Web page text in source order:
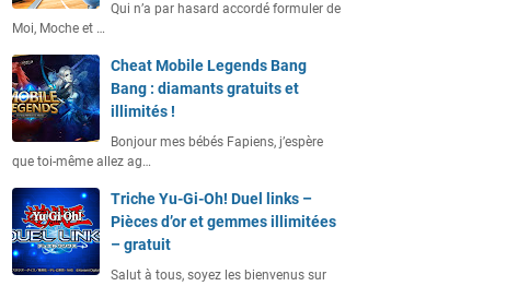
Qui n’a par hasard accordé formuler de
Moi, Moche et …
Cheat Mobile Legends Bang
Bang : diamants gratuits et
illimités !
Bonjour mes bébés Fapiens, j’espère
que toi-même allez ag…
Triche Yu-Gi-Oh! Duel links –
Pièces d’or et gemmes illimitées
– gratuit
Salut à tous, soyez les bienvenus sur